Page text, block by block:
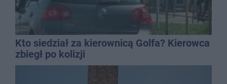
Kto siedział za kierownicą Golfa? Kierowca
zbiegł po kolizji